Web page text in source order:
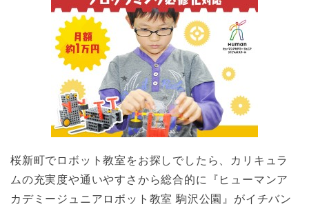
桜新町でロボット教室をお探しでしたら、カリキュラ
ムの充実度や通いやすさから総合的に『ヒューマンア
カデミージュニアロボット教室 駒沢公園』がイチバン